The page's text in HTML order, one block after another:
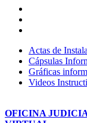
Actas de
Cápsulas
Gráficas
Videos
OFICINA